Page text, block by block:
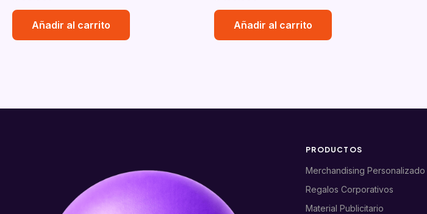
Añadir al carrito Añadir al carrito
PRODUCTOS
Merchandising Personalizado
Regalos Corporativos
Material Publicitario